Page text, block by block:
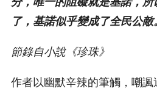
了，基諾似乎變成了全民公敵
節錄自小說《珍珠》
作者以幽默辛辣的筆觸，嘲